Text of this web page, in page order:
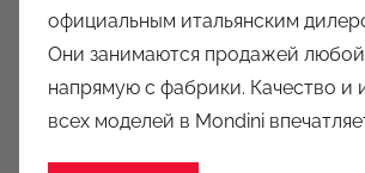
u
k
c
официальным итальянским
Они занимаются продажей
напрямую с фабрики. Качество и
всех моделей в Mondini